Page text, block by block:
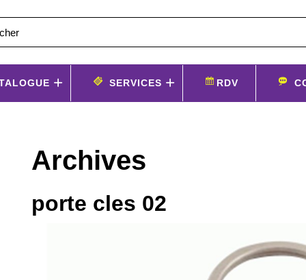
SERVICES RDV
Archives
porte cles 02